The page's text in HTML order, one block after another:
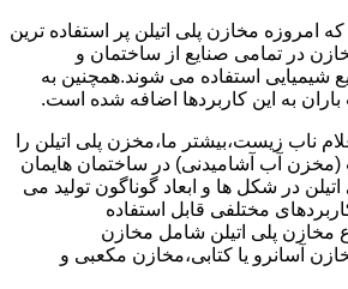
امروزه مخازن پلی اتیلن پر استفاده ترین
در تمامی صنایع از ساختمان و
شیمیایی استفاده می شوند.همچنین به
به این کاربردها اضافه شده است.
ناب زیست،بیشتر ما،مخزن پلی اتیلن را
آب آشامیدنی) در ساختمان هایمان
در شکل ها و ابعاد گوناگون تولید می
مختلفی قابل استفاده
مخازن پلی اتیلن شامل مخازن
آسانرو یا کتابی،مخازن مکعبی و